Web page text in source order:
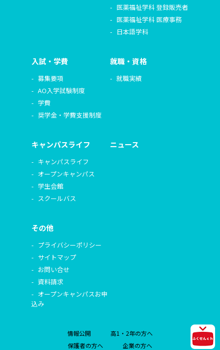
医薬福祉学科 登録販売者
医薬福祉学科 医療事務
日本語学科
入試・学費
募集要項
AO入学試験制度
学費
奨学金・学費支援制度
就職・資格
就職実績
キャンパスライフ
キャンパスライフ
オープンキャンパス
学生会館
スクールバス
ニュース
その他
プライバシーポリシー
サイトマップ
お問い合せ
資料請求
オープンキャンパスお申
込み
情報公開
高1・2年の方へ
保護者の方へ
企業の方へ